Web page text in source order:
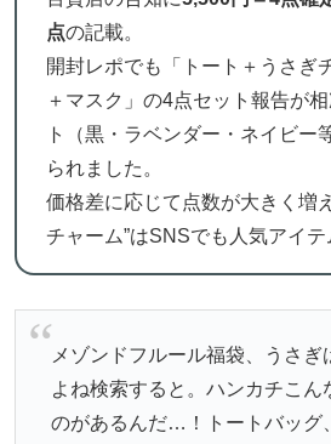
点の記載。
開封レポでも「トート＋うさぎ
＋マスク」の4点セット報告が
ト（黒・ラベンダー・ネイビー
られました。
価格差に応じて点数が大きく増
チャーム”はSNSでも人気アイテ
メゾンドフルール福袋、うさぎ
よね検索すると。ハンカチこん
のがあるんだ…！トートバッグ